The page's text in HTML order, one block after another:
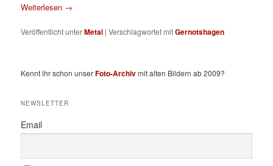
Weiterlesen →
Veröffentlicht unterMetal |Verschlagwortet mitGernotshagen
Kennt ihr schon unserFoto-Archivmit alten Bildern ab 2009?
NEWSLETTER
Email